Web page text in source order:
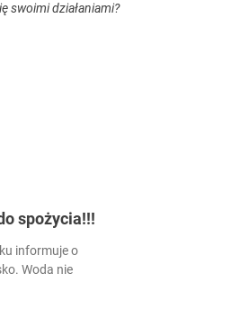
swoimi działaniami?
spożycia!!!
informuje o
Woda nie